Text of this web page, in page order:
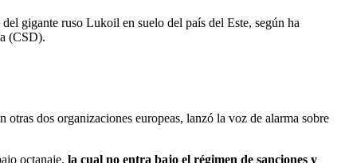
gigante ruso Lukoil en suelo del país del Este, según ha
(CSD).
dos organizaciones europeas, lanzó la voz de alarma sobre
octanaje, la cual no entra bajo el régimen de sanciones y